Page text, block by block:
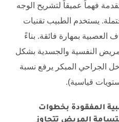
فهماً عميقاً لتشريح الوجه
يستخدم الطبيب تقنيات
العصبية بمهارة فائقة. بناءً
النفسية والجسدية بشكل
الجراحي المبكر يرفع نسبة
قياسية).
المفقودة بخطوات